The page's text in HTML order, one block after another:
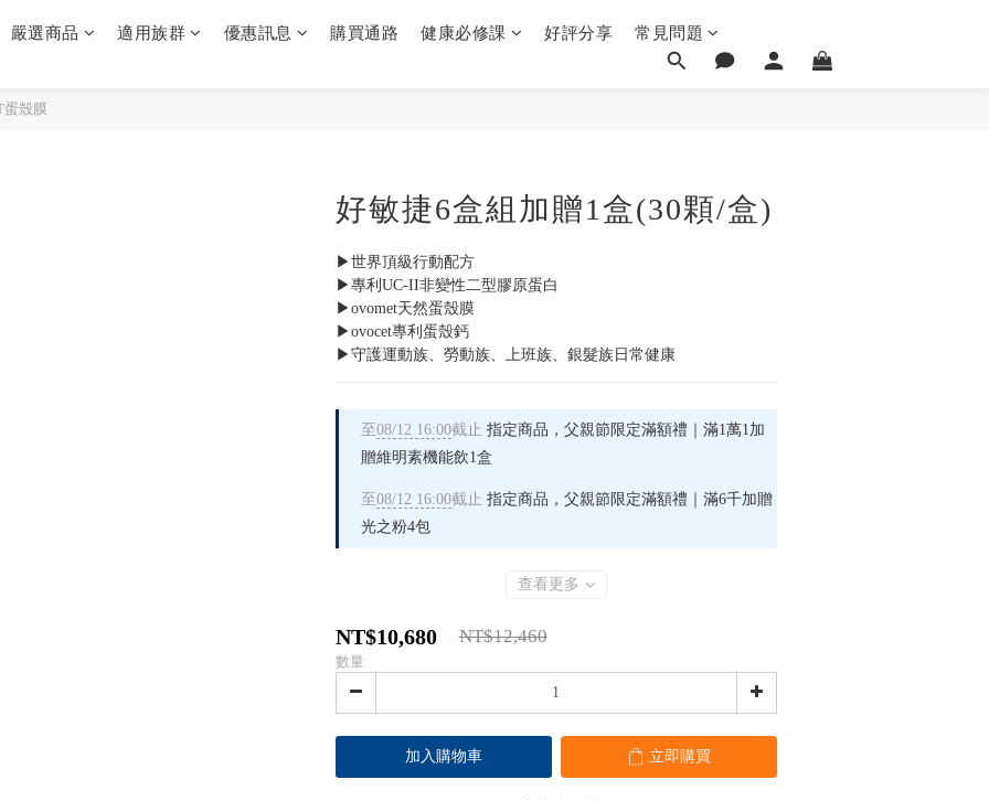
嚴選商品 適用族群 優惠訊息 購買通路 健康必修課 好評分享 常見問題
蛋殼膜
好敏捷6盒組加贈1盒(30顆/盒)
▶世界頂級行動配方
▶專利UC-II非變性二型膠原蛋白
▶ovomet天然蛋殼膜
▶ovocet專利蛋殼鈣
▶守護運動族、勞動族、上班族、銀髮族日常健康
至08/12 16:00截止 指定商品，父親節限定滿額禮｜滿1萬1加
贈維明素機能飲1盒
至08/12 16:00截止 指定商品，父親節限定滿額禮｜滿6千加贈
光之粉4包
查看更多
NT$10,680 NT$12,460
數量
加入購物車 立即購買